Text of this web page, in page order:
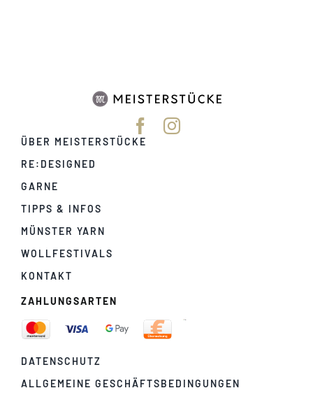
ÜBER MEISTERSTÜCKE
RE:DESIGNED
GARNE
TIPPS & INFOS
MÜNSTER YARN
WOLLFESTIVALS
KONTAKT
ZAHLUNGSARTEN
DATENSCHUTZ
ALLGEMEINE GESCHÄFTSBEDINGUNGEN